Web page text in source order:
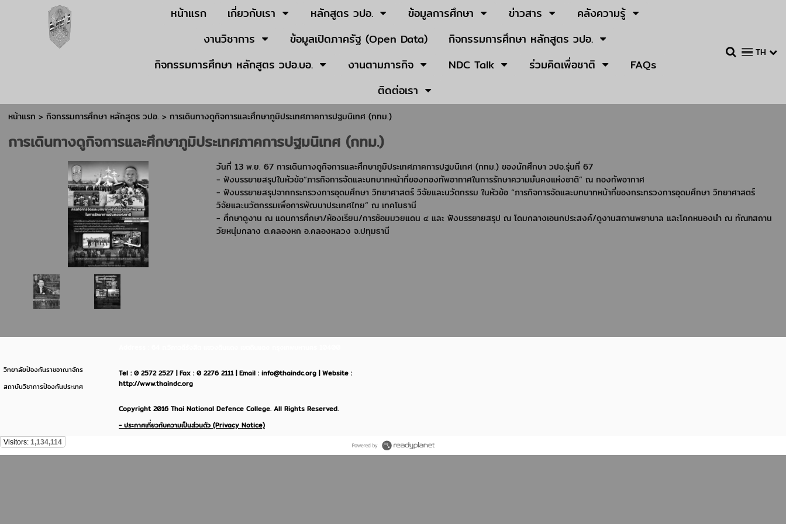
หน้าแรก เกี่ยวกับเรา หลักสูตร วปอ. ข้อมูลการศึกษา ข่าวสาร
คลังความรู้
งานวิชาการ
ข้อมูลเปิดภาครัฐ (Open Data)
กิจกรรมการศึกษา หลักสูตร วปอ.
กิจกรรมการศึกษา หลักสูตร วปอ.บอ.
งานตามภารกิจ NDC Talk ร่วมคิดเพื่อชาติ
FAQs
ติดต่อเรา
TH
หน้าแรก > กิจกรรมการศึกษา หลักสูตร วปอ. > การเดินทางดูกิจการและศึกษาภูมิประเทศภาคการปฐมนิเทศ (กทม.)
การเดินทางดูกิจการและศึกษาภูมิประเทศภาคการปฐมนิเทศ (กทม.)
วันที่ 13 พ.ย. 67 การเดินทางดูกิจการและศึกษาภูมิประเทศภาคการปฐมนิเทศ (กทม.) ของนักศึกษา วปอ.รุ่นที่ 67
- ฟังบรรยายสรุปในหัวข้อ“ภารกิจการจัดและบทบาทหน้าที่ของกองทัพอากาศในการรักษาความมั่นคงแห่งชาติ” ณ กองทัพอากาศ
- ฟังบรรยายสรุปจากกระทรวงการอุดมศึกษา วิทยาศาสตร์ วิจัยและนวัตกรรม ในหัวข้อ “ภารกิจการจัดและบทบาทหน้าที่ของกระทรวงการอุดมศึกษา วิทยาศาสตร์
วิจัยและนวัตกรรมเพื่อการพัฒนาประเทศไทย” ณ เทคโนธานี
- ศึกษาดูงาน ณ แดนการศึกษา/ห้องเรียน/การซ้อมมวยแดน ๔ และ ฟังบรรยายสรุป ณ โดมกลางเอนกประสงค์/ดูงานสถานพยาบาล และโคกหนองนำ ณ ทัณฑสถาน
วัยหนุ่มกลาง ต.คลองหก อ.คลองหลวง จ.ปทุมธานี
วิทยาลัยป้องกันราชอาณาจักร
สถาบันวิชาการป้องกันประเทศ
Tel : 0 2572 2527 | Fax : 0 2276 2111 | Email : info@thaindc.org | Website :
http://www.thaindc.org
Copyright 2016 Thai National Defence College. All Rights Reserved.
- ประกาศเกี่ยวกับความเป็นส่วนตัว (Privacy Notice)
Visitors: 1,134,114